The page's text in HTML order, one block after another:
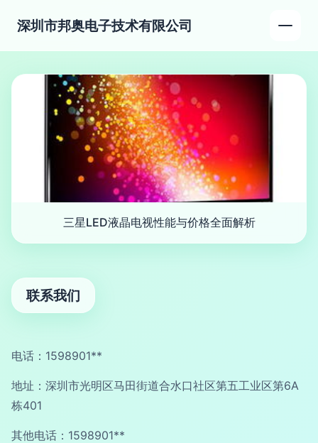
深圳市邦奥电子技术有限公司
三星LED液晶电视性能与价格全面解析
联系我们
电话：1598901**
地址：深圳市光明区马田街道合水口社区第五工业区第6A
栋401
其他电话：1598901**